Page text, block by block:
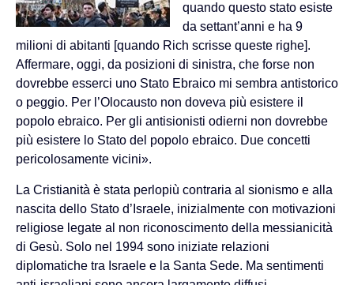
quando questo stato esiste
da settant’anni e ha 9
milioni di abitanti [quando Rich scrisse queste righe].
Affermare, oggi, da posizioni di sinistra, che forse non
dovrebbe esserci uno Stato Ebraico mi sembra antistorico
o peggio. Per l’Olocausto non doveva più esistere il
popolo ebraico. Per gli antisionisti odierni non dovrebbe
più esistere lo Stato del popolo ebraico. Due concetti
pericolosamente vicini».
La Cristianità è stata perlopiù contraria al sionismo e alla
nascita dello Stato d’Israele, inizialmente con motivazioni
religiose legate al non riconoscimento della messianicità
di Gesù. Solo nel 1994 sono iniziate relazioni
diplomatiche tra Israele e la Santa Sede. Ma sentimenti